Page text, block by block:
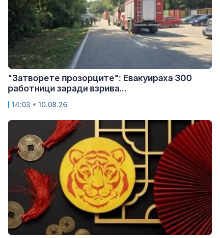
"Затворете прозорците": Евакуираха 300
работници заради взрива...
14:03 • 10.08.26